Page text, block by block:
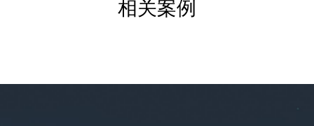
相关案例